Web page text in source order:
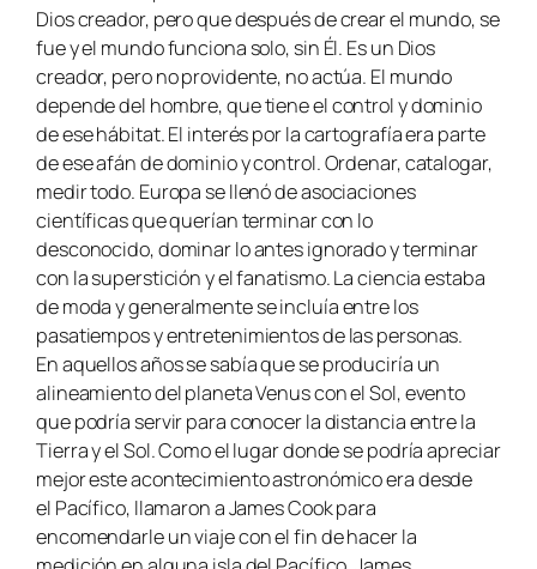
Dios creador, pero que después de crear el mundo, se
fue y el mundo funciona solo, sin Él. Es un Dios
creador, pero no providente, no actúa. El mundo
depende del hombre, que tiene el control y dominio
de ese hábitat. El interés por la cartografía era parte
de ese afán de dominio y control. Ordenar, catalogar,
medir todo. Europa se llenó de asociaciones
científicas que querían terminar con lo
desconocido, dominar lo antes ignorado y terminar
con la superstición y el fanatismo. La ciencia estaba
de moda y generalmente se incluía entre los
pasatiempos y entretenimientos de las personas.
En aquellos años se sabía que se produciría un
alineamiento del planeta Venus con el Sol, evento
que podría servir para conocer la distancia entre la
Tierra y el Sol. Como el lugar donde se podría apreciar
mejor este acontecimiento astronómico era desde
el Pacífico, llamaron a James Cook para
encomendarle un viaje con el fin de hacer la